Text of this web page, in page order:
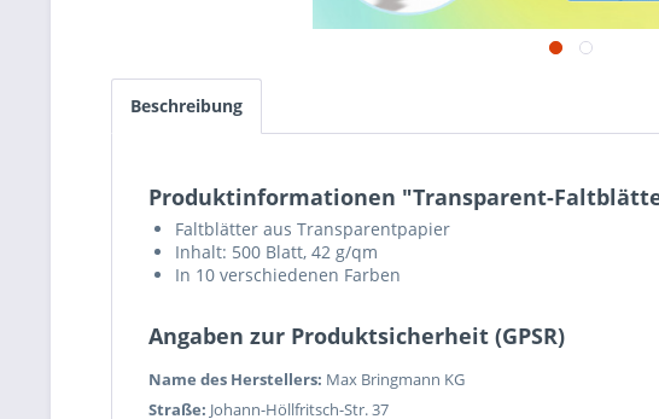
Beschreibung
Produktinformationen "Transparent-
Faltblätter aus Transparentpapier
Inhalt: 500 Blatt, 42 g/qm
In 10 verschiedenen Farben
Angaben zur Produktsicherheit (GPSR)
Name des Herstellers: Max Bringmann KG
Straße: Johann-Höllfritsch-Str. 37